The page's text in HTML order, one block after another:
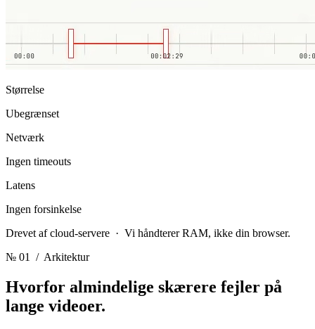
Størrelse
Ubegrænset
Netværk
Ingen timeouts
Latens
Ingen forsinkelse
Drevet af cloud-servere · Vi håndterer RAM, ikke din browser.
№ 01
/ Arkitektur
Hvorfor almindelige skærere fejler på
lange videoer.